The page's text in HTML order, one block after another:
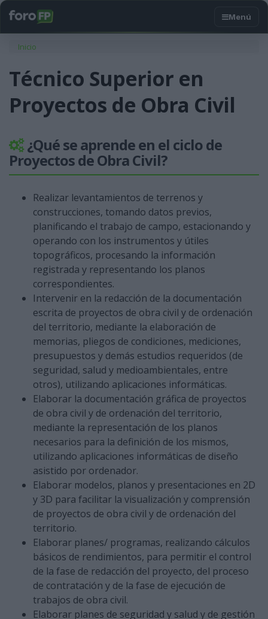
Usted está aquí
Inicio
Técnico Superior en
Proyectos de Obra Civil
¿Qué se aprende en el ciclo de
Proyectos de Obra Civil?
Realizar levantamientos de terrenos y
construcciones, tomando datos previos,
planificando el trabajo de campo, estacionando y
operando con los instrumentos y útiles
topográficos, procesando la información
registrada y representando los planos
correspondientes.
Intervenir en la redacción de la documentación
escrita de proyectos de obra civil y de ordenación
del territorio, mediante la elaboración de
memorias, pliegos de condiciones, mediciones,
presupuestos y demás estudios requeridos (de
seguridad, salud y medioambientales, entre
otros), utilizando aplicaciones informáticas.
Elaborar la documentación gráfica de proyectos
de obra civil y de ordenación del territorio,
mediante la representación de los planos
necesarios para la definición de los mismos,
utilizando aplicaciones informáticas de diseño
asistido por ordenador.
Elaborar modelos, planos y presentaciones en 2D
y 3D para facilitar la visualización y comprensión
de proyectos de obra civil y de ordenación del
territorio.
Elaborar planes/ programas, realizando cálculos
básicos de rendimientos, para permitir el control
de la fase de redacción del proyecto, del proceso
de contratación y de la fase de ejecución de
trabajos de obra civil.
Elaborar planes de seguridad y salud y de gestión